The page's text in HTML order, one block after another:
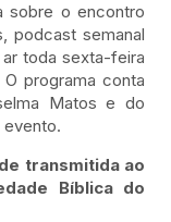
sobre o encontro
podcast semanal
toda sexta-feira
O programa conta
Matos e do
evento.
transmitida ao
Bíblica do